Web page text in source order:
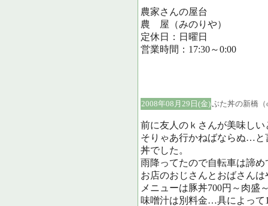
農家さんの屋台
農 屋（みのりや）
定休日：日曜日
営業時間：17:30～0:00
2008年08月29日(金)ぶた丼の新橋
前に友人のｋさんが美味し
そりゃあ行かねばならぬ…と
丼でした。
雨降ってたので自転車は諦
お店のおじさんとおばさん
メニューは豚丼700円～肉盛
味噌汁は別料金…具によって